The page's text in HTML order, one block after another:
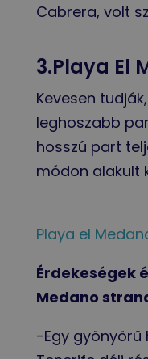
Cabrera, volt
3.Playa El
Kevesen
leghoszabb
hosszú part
módon alakult
Playa el
Érdekeségek
Medano
-Egy